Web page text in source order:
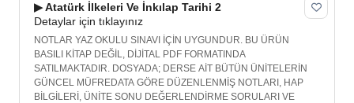
▶ Atatürk İlkeleri Ve İnkılap Tarihi 2
Detaylar için tıklayınız
NOTLAR YAZ OKULU SINAVI İÇİN UYGUNDUR. BU ÜRÜN
BASILI KİTAP DEĞİL, DİJİTAL PDF FORMATINDA
SATILMAKTADIR. DOSYADA; DERSE AİT BÜTÜN ÜNİTELERİN
GÜNCEL MÜFREDATA GÖRE DÜZENLENMİŞ NOTLARI, HAP
BİLGİLERİ, ÜNİTE SONU DEĞERLENDİRME SORULARI VE